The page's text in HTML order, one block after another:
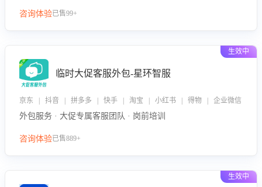
咨询体验已售99+
生效中
临时大促客服外包-星环智服
京东 | 抖音 | 拼多多 | 快手 | 淘宝 | 小红书 | 得物 | 企业微信
外包服务 · 大促专属客服团队 · 岗前培训
咨询体验已售889+
生效中